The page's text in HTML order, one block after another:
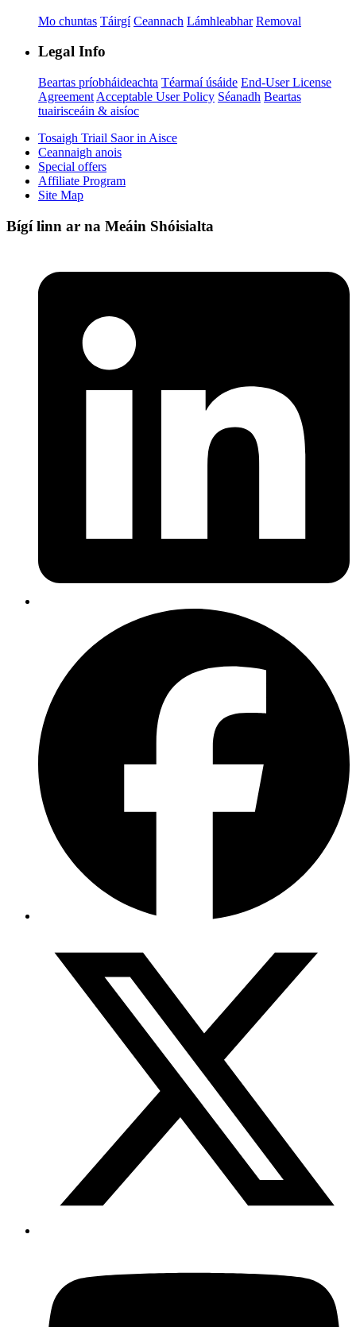
Mo chuntas Táirgí Ceannach Lámhleabhar Removal
Legal Info
Beartas príobháideachta Téarmaí úsáide End-User License
Agreement Acceptable User Policy Séanadh Beartas
tuairisceáin & aisíoc
Tosaigh Triail Saor in Aisce
Ceannaigh anois
Special offers
Affiliate Program
Site Map
Bígí linn ar na Meáin Shóisialta